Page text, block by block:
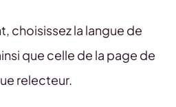
choisissez la langue de
que celle de la page de
relecteur.